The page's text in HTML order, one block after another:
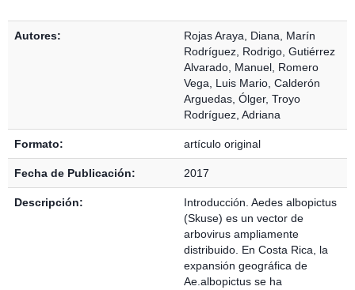
Autores: Rojas Araya, Diana
Marín
Rodríguez, Rodrigo Gutiérrez
Alvarado, Manuel Romero
Vega, Luis Mario Calderón
Arguedas, Ólger, Troyo
Rodríguez, Adriana
Formato: artículo original
Fecha de Publicación: 2017
Descripción:
Introducción. Aedes albopictus
(Skuse) es un vector de
arbovirus ampliamente
distribuido. En Costa Rica, la
expansión geográfica de
Ae.albopictus se ha